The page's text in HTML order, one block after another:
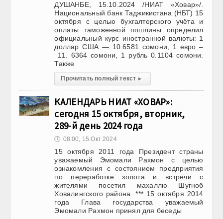
ДУШАНБЕ, 15.10.2024 /НИАТ «Ховар»/.
Национальный банк Таджикистана (НБТ) 15
октября с целью бухгалтерского учёта и
оплаты таможенной пошлины определил
официальный курс иностранной валюты: 1
доллар США — 10.6581 сомони, 1 евро –
11. 6364 сомони, 1 рубль 0.1104 сомони.
Также
Прочитать полный текст ▸
КАЛЕНДАРЬ НИАТ «ХОВАР»:
сегодня 15 октября, вторник,
289-й день 2024 года
🕔 08:00, 15.Окт 2024
15 октября 2011 года Президент страны
уважаемый Эмомали Рахмон с целью
ознакомления с состоянием предприятия
по переработке золота и встречи с
жителями посетил махаллю Шугноб
Ховалингского района. *** 15 октября 2014
года Глава государства уважаемый
Эмомали Рахмон принял для беседы